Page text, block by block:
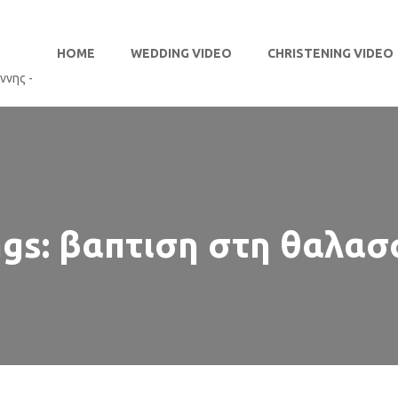
HOME WEDDING VIDEO CHRISTENING VIDEO
βαπτιση στη